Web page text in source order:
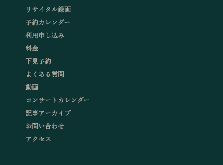
リサイタル録画
予約カレンダー
利用申し込み
料金
下見予約
よくある質問
動画
コンサートカレンダー
記事アーカイブ
お問い合わせ
アクセス